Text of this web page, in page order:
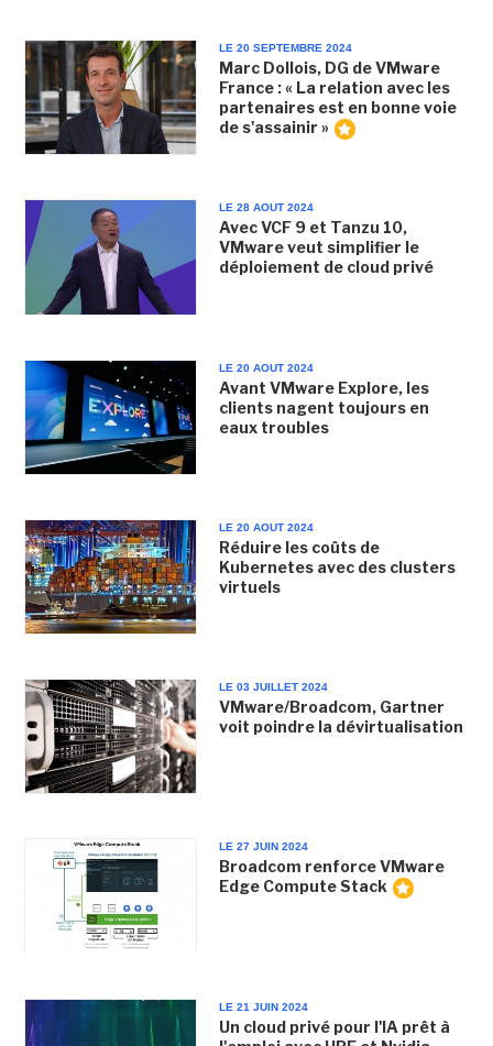
LE 20 SEPTEMBRE 2024
Marc Dollois, DG de VMware
France : « La relation avec les
partenaires est en bonne voie
de s'assainir »
LE 28 AOUT 2024
Avec VCF 9 et Tanzu 10,
VMware veut simplifier le
déploiement de cloud privé
LE 20 AOUT 2024
Avant VMware Explore, les
clients nagent toujours en
eaux troubles
LE 20 AOUT 2024
Réduire les coûts de
Kubernetes avec des clusters
virtuels
LE 03 JUILLET 2024
VMware/Broadcom, Gartner
voit poindre la dévirtualisation
LE 27 JUIN 2024
Broadcom renforce VMware
Edge Compute Stack
LE 21 JUIN 2024
Un cloud privé pour l'IA prêt à